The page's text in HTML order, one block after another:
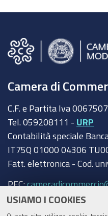
USIAMO I COOKIES
tra
ambientali
e
economico
territori
Camera di
C.F. e Partita Iva
Tel. 059208111 - URP
Contabilità speciale
IT75Q 01000 04306
Fatt. elettronica - Cod.
PEC:
Trasparenza